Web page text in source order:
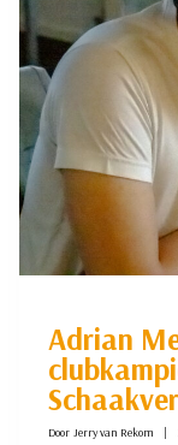
Adrian
Door Jerry van Rekom